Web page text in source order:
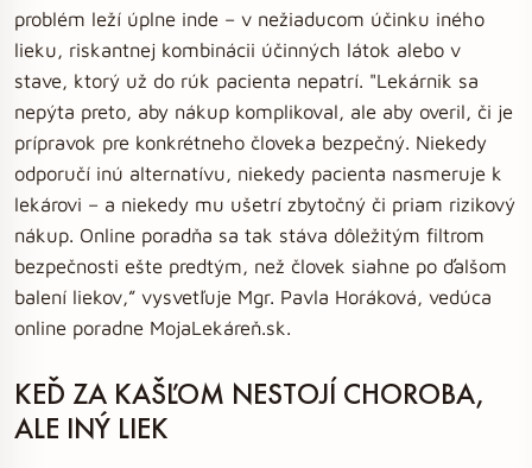
problém leží úplne inde – v nežiaducom účinku iného
lieku, riskantnej kombinácii účinných látok alebo v
stave, ktorý už do rúk pacienta nepatrí. "Lekárnik sa
nepýta preto, aby nákup komplikoval, ale aby overil, či je
prípravok pre konkrétneho človeka bezpečný. Niekedy
odporučí inú alternatívu, niekedy pacienta nasmeruje k
lekárovi – a niekedy mu ušetrí zbytočný či priam rizikový
nákup. Online poradňa sa tak stáva dôležitým filtrom
bezpečnosti ešte predtým, než človek siahne po ďalšom
balení liekov,” vysvetľuje Mgr. Pavla Horáková, vedúca
online poradne MojaLekáreň.sk.
KEĎ ZA KAŠĽOM NESTOJÍ CHOROBA,
ALE INÝ LIEK